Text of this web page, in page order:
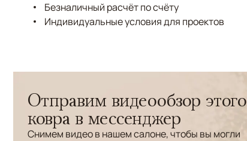
Безналичный расчёт по счёту
Индивидуальные условия для проектов
Отправим видеообзор этого
ковра в мессенджер
Снимем видео в нашем салоне, чтобы вы могли